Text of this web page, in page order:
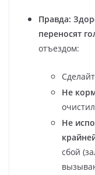
Правда:
переносят
отъездом:
Не
Не
сбой